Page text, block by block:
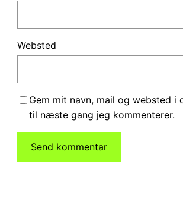
Websted
Gem mit navn, mail og websted i
til næste gang jeg kommenterer.